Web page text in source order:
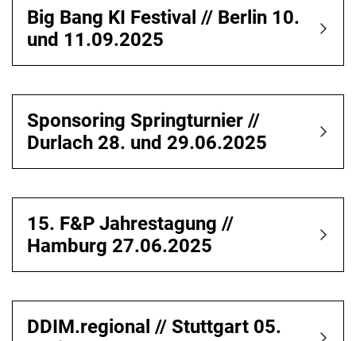
Big Bang KI Festival // Berlin 10.
und 11.09.2025
Sponsoring Springturnier //
Durlach 28. und 29.06.2025
15. F&P Jahrestagung //
Hamburg 27.06.2025
DDIM.regional // Stuttgart 05.